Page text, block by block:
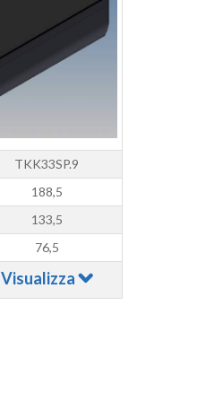
TKK33SP.9
188,5
133,5
76,5
Visualizza